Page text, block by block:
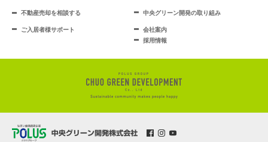
不動産売却を相談する 中央グリーン開発の取り組み
ご入居者様サポート
会社案内
採用情報